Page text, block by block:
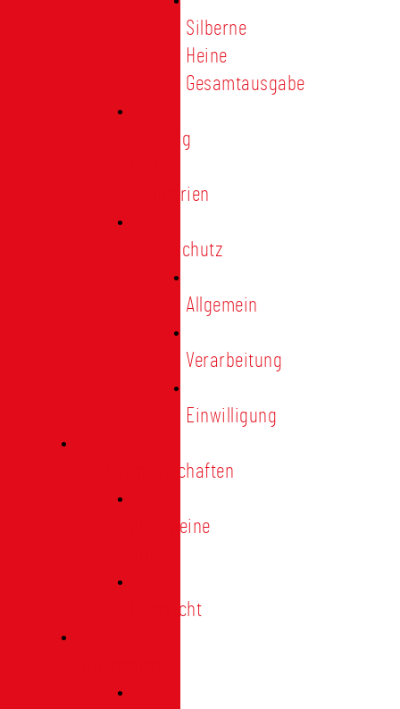
Silberne
Heine
Gesamtausgabe
Satzung
Regularien
Datenschutz
Allgemein
Verarbeitung
Einwilligung
Tischgemeinschaften
Allgemeine
Übersicht